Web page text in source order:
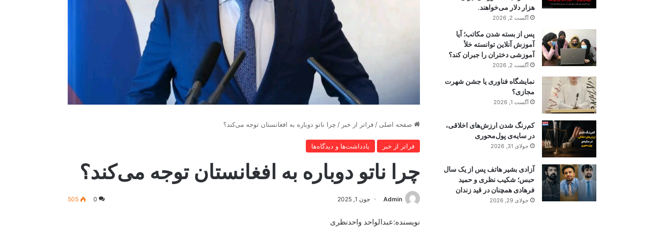
صفحه اصلی / فراتر از خبر / چرا ناتو دوباره به افغانستان توجه می‌کند؟
فراتر از خبر یادداشت‌ها و دیدگاه‌ها
چرا ناتو دوباره به افغانستان توجه می‌کند؟
Admin جون 1, 2025 0
505
نویسنده:عبدالواحد واحدنظری
هزار دلار می‌خواهند.
آگست 2, 2026
پس از بسته شدن مکاتب؛ آیا
آموزش آنلاین توانسته خلأ
آموزشی دختران را جبران کند؟
آگست 2, 2026
نمایشگاه فناوری یا جشن شهرت
مجازی؟
آگست 1, 2026
کم‌رنگ شدن ارزش‌های اخلاقی،
در سایه‌ی پول‌محوری
جولای 31, 2026
آزادی بشیر هاتف پس از یک سال
حبس؛ شکیب نظری و حمید
فرهادی همچنان در قید زندان
جولای 29, 2026